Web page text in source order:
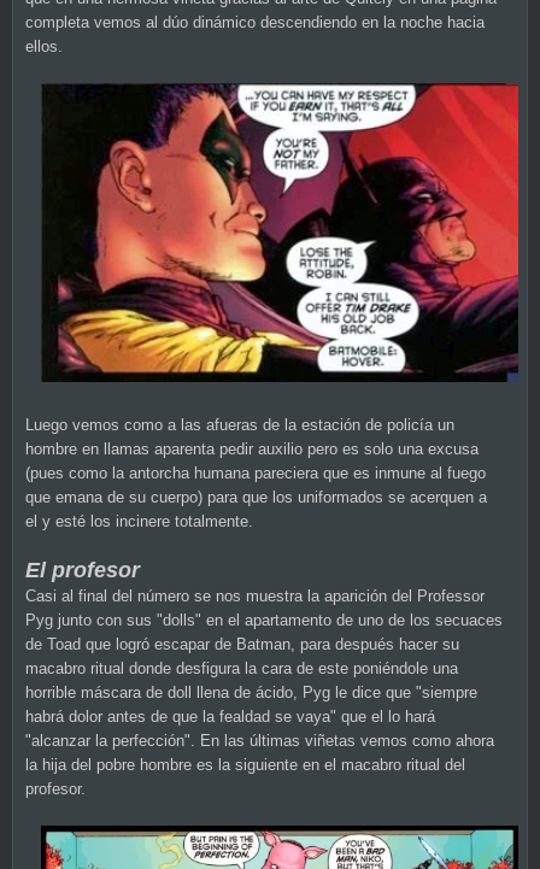
completa vemos al dúo dinámico descendiendo en la noche hacia
ellos.
Luego vemos como a las afueras de la estación de policía un
hombre en llamas aparenta pedir auxilio pero es solo una excusa
(pues como la antorcha humana pareciera que es inmune al fuego
que emana de su cuerpo) para que los uniformados se acerquen a
el y esté los incinere totalmente.
El profesor
Casi al final del número se nos muestra la aparición del Professor
Pyg junto con sus "dolls" en el apartamento de uno de los secuaces
de Toad que logró escapar de Batman, para después hacer su
macabro ritual donde desfigura la cara de este poniéndole una
horrible máscara de doll llena de ácido, Pyg le dice que "siempre
habrá dolor antes de que la fealdad se vaya" que el lo hará
"alcanzar la perfección". En las últimas viñetas vemos como ahora
la hija del pobre hombre es la siguiente en el macabro ritual del
profesor.